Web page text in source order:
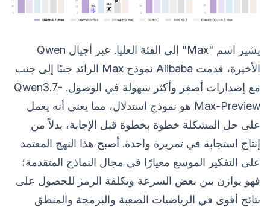
يشير اسم "Max" إلى الفئة العليا. عبر أجيال Qwen
الأخيرة، قدمت Alibaba نموذج Max الرائد جنبًا إلى جنب
مع إصدارات أصغر وأكثر سهولة في الوصول. Qwen3.7-
Max-Preview هو نموذج استدلال، مما يعني أنه يعمل
على حل المشكلة خطوة بخطوة قبل الإجابة، بدلاً من
إنتاج استجابة في تمريرة واحدة. أصبح هذا النهج المعتمد
على التفكير الموسع معيارًا في مجال النماذج المتقدمة؛
فهو يوازن بين بعض السرعة وتكلفة الرمز للحصول على
نتائج أقوى في الرياضيات الصعبة والبرمجة والمنطق